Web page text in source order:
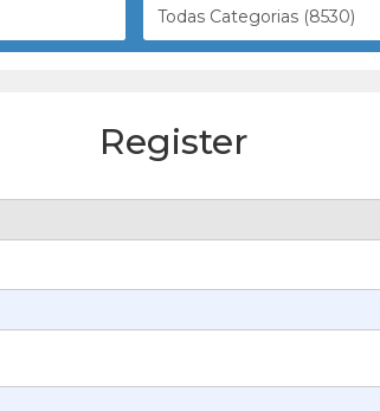
Todas Categorias (8530)
Register